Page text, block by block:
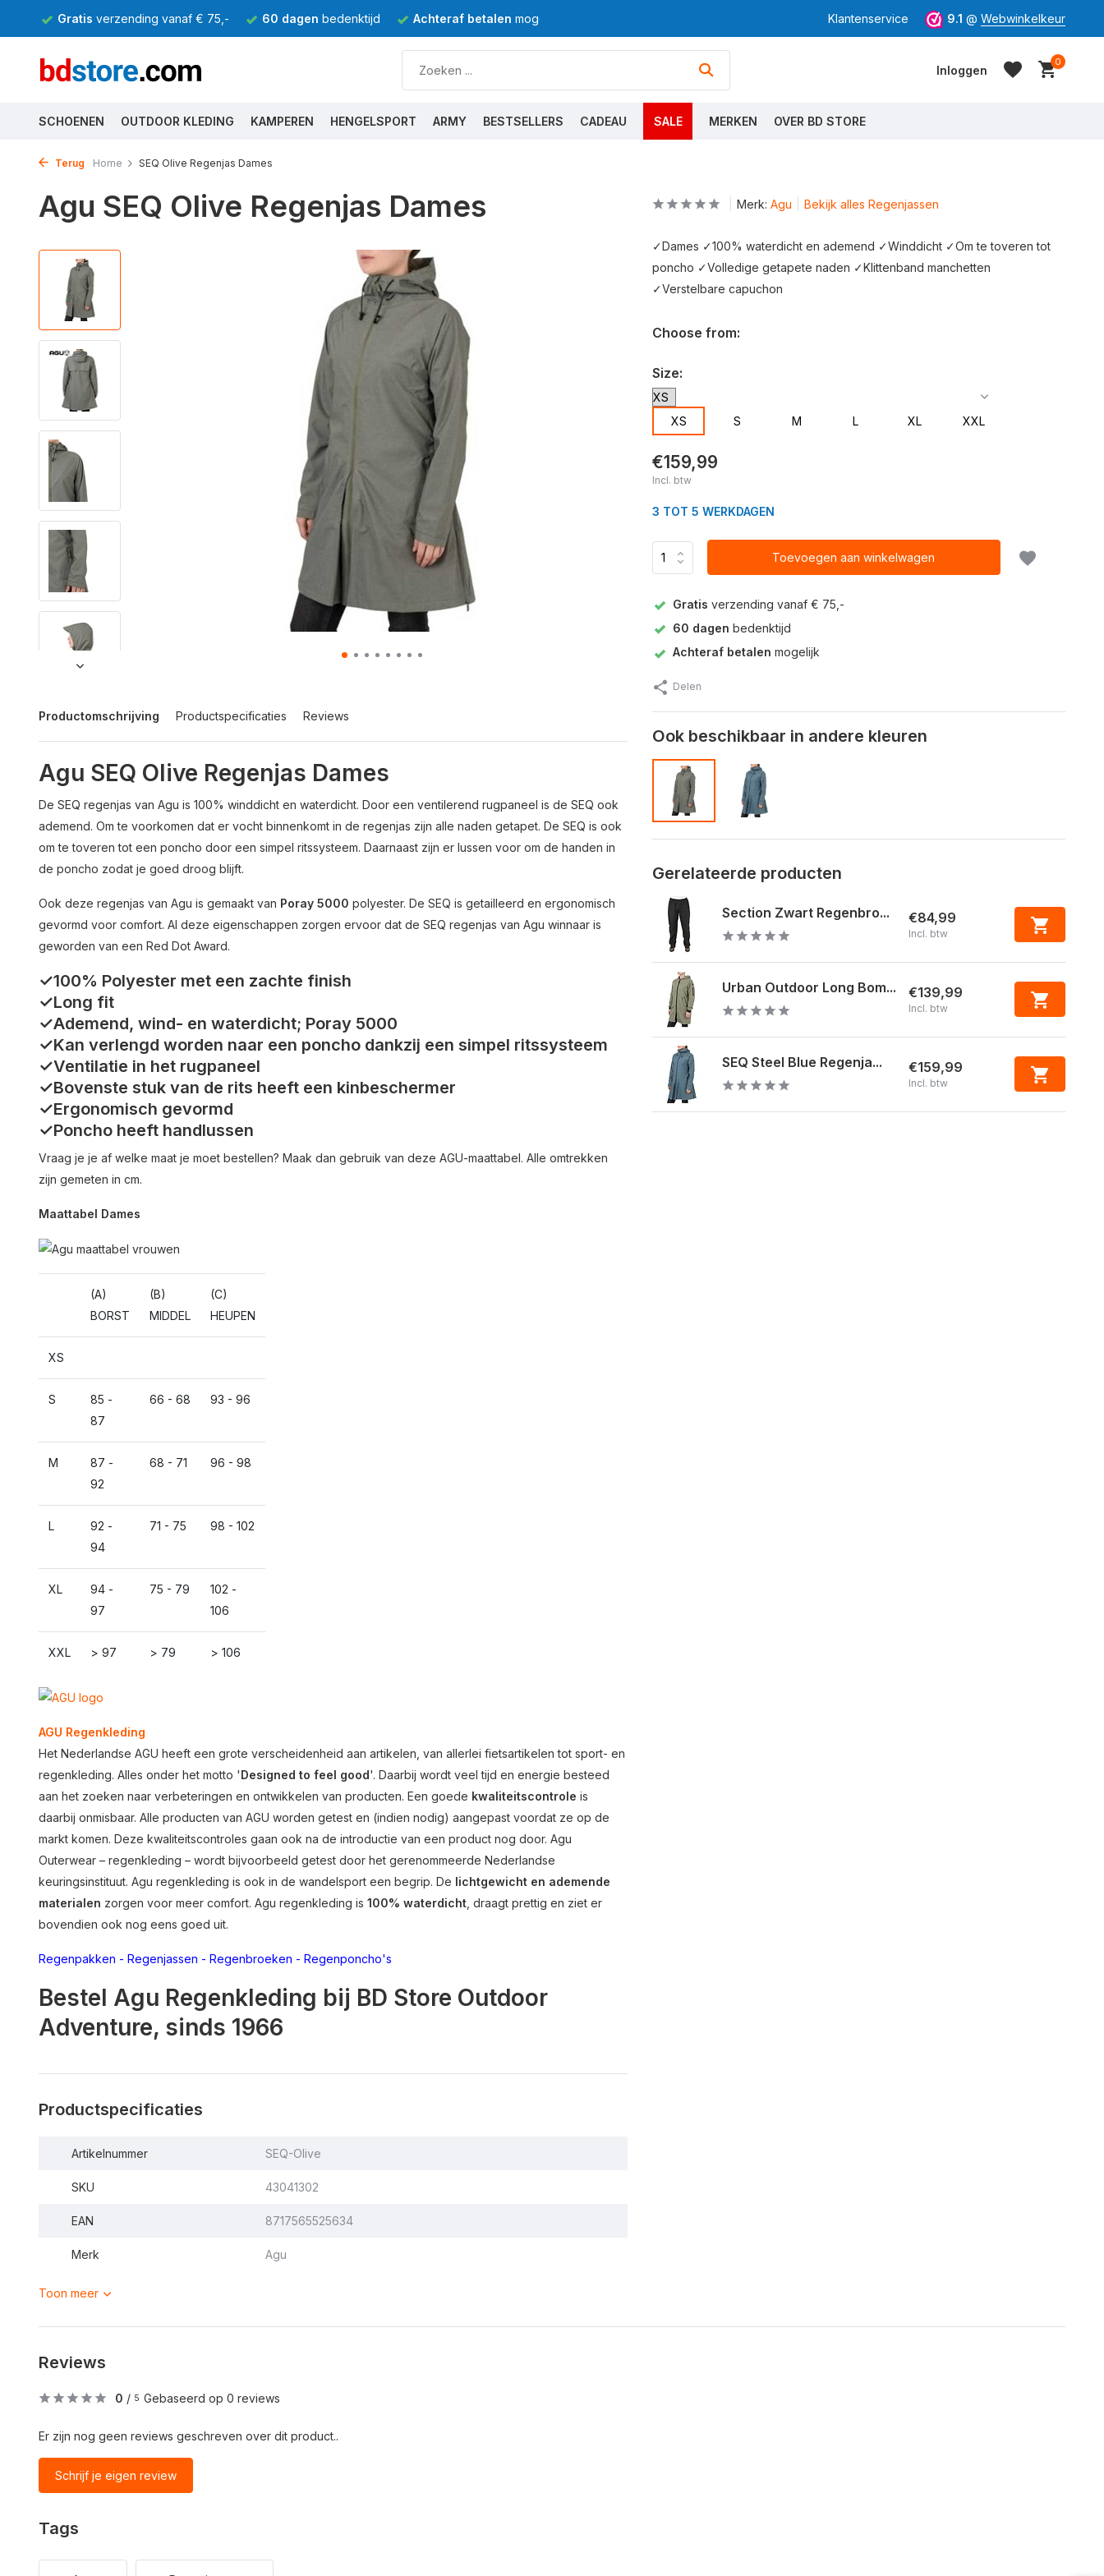
Gratis verzending vanaf € 75,- 60 dagen bedenktijd Achteraf betalen mogelijk Klantenservice 9.1 @ Webwinkelkeur
Inloggen
0
SCHOENEN OUTDOOR KLEDING KAMPEREN HENGELSPORT ARMY BESTSELLERS CADEAU SALE MERKEN OVER BD STORE
Terug Home SEQ Olive Regenjas Dames
Agu SEQ Olive Regenjas Dames
Productomschrijving Productspecificaties Reviews
Agu SEQ Olive Regenjas Dames
De SEQ regenjas van Agu is 100% winddicht en waterdicht. Door een ventilerend rugpaneel is de SEQ ook
ademend. Om te voorkomen dat er vocht binnenkomt in de regenjas zijn alle naden getapet. De SEQ is ook
om te toveren tot een poncho door een simpel ritssysteem. Daarnaast zijn er lussen voor om de handen in
de poncho zodat je goed droog blijft.
Ook deze regenjas van Agu is gemaakt van Poray 5000 polyester. De SEQ is getailleerd en ergonomisch
gevormd voor comfort. Al deze eigenschappen zorgen ervoor dat de SEQ regenjas van Agu winnaar is
geworden van een Red Dot Award.
✓100% Polyester met een zachte finish
✓Long fit
✓Ademend, wind- en waterdicht; Poray 5000
✓Kan verlengd worden naar een poncho dankzij een simpel ritssysteem
✓Ventilatie in het rugpaneel
✓Bovenste stuk van de rits heeft een kinbeschermer
✓Ergonomisch gevormd
✓Poncho heeft handlussen
Vraag je je af welke maat je moet bestellen? Maak dan gebruik van deze AGU-maattabel. Alle omtrekken
zijn gemeten in cm.
Maattabel Dames
(A)
BORST
(B)
MIDDEL
(C)
HEUPEN
XS
S
85 -
87
66 - 68 93 - 96
M
87 -
92
68 - 71 96 - 98
L
92 -
94
71 - 75 98 - 102
XL
94 -
97
75 - 79
102 -
106
XXL > 97 > 79 > 106
AGU Regenkleding
Het Nederlandse AGU heeft een grote verscheidenheid aan artikelen, van allerlei fietsartikelen tot sport- en
regenkleding. Alles onder het motto 'Designed to feel good'. Daarbij wordt veel tijd en energie besteed
aan het zoeken naar verbeteringen en ontwikkelen van producten. Een goede kwaliteitscontrole is
daarbij onmisbaar. Alle producten van AGU worden getest en (indien nodig) aangepast voordat ze op de
markt komen. Deze kwaliteitscontroles gaan ook na de introductie van een product nog door. Agu
Outerwear – regenkleding – wordt bijvoorbeeld getest door het gerenommeerde Nederlandse
keuringsinstituut. Agu regenkleding is ook in de wandelsport een begrip. De lichtgewicht en ademende
materialen zorgen voor meer comfort. Agu regenkleding is 100% waterdicht , draagt prettig en ziet er
bovendien ook nog eens goed uit.
Regenpakken - Regenjassen - Regenbroeken - Regenponcho's
Bestel Agu Regenkleding bij BD Store Outdoor
Adventure, sinds 1966
Productspecificaties
Artikelnummer SEQ-Olive
SKU 43041302
EAN 8717565525634
Merk Agu
Toon meer
Merk: Agu Bekijk alles Regenjassen
✓Dames ✓100% waterdicht en ademend ✓Winddicht ✓Om te toveren tot
poncho ✓Volledige getapete naden ✓Klittenband manchetten
✓Verstelbare capuchon
Choose from:
Size:
XS S M L XL XXL
€159,99
Incl. btw
3 TOT 5 WERKDAGEN
Toevoegen aan winkelwagen
Gratis verzending vanaf € 75,-
60 dagen bedenktijd
Achteraf betalen mogelijk
Delen
Ook beschikbaar in andere kleuren
Gerelateerde producten
Section Zwart Regenbro... €84,99
Incl. btw
Urban Outdoor Long Bom... €139,99
Incl. btw
SEQ Steel Blue Regenja... €159,99
Incl. btw
Reviews
0 / 5 Gebaseerd op 0 reviews
Er zijn nog geen reviews geschreven over dit product..
Schrijf je eigen review
Tags